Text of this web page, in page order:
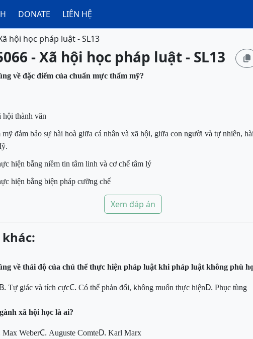
DONATE LIÊN HỆ
hội học pháp luật - SL13
- Xã hội học pháp luật - SL13 
về đặc điểm của chuẩn mực thẩm mỹ?
hội thành văn
đảm bảo sự hài hoà giữa cá nhân và xã hội, giữa con người và tự nhiên,
hiện bằng niềm tin tâm linh và cơ chế tâm lý
hiện bằng biện pháp cưỡng chế
Xem đáp án
khác:
về thái độ của chủ thể thực hiện pháp luật khi pháp luật không phù
B. Tự giác và tích cựcC. Có thể phản đối, không muốn thực hiệnD. Phục tùng
xã hội học là ai?
Max WeberC. Auguste ComteD. Karl Marx